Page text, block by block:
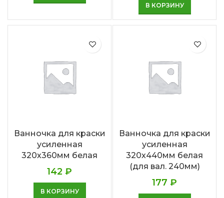
В КОРЗИНУ
Ванночка для краски
усиленная
320х360мм белая
142 ₽
В КОРЗИНУ
Ванночка для краски
усиленная
320х440мм белая
(для вал. 240мм)
177 ₽